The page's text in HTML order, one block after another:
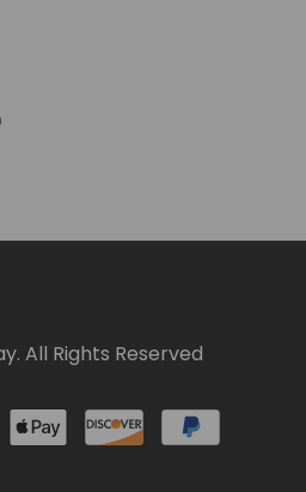
All Rights Reserved
Payment
methods